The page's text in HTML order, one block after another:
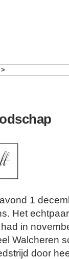
>
1
Het
in
Walcheren
door